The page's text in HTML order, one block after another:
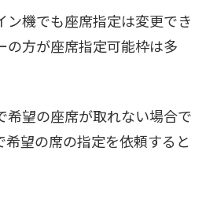
ン機でも座席指定は変更でき
の方が座席指定可能枠は多
希望の座席が取れない場合で
望の席の指定を依頼すると